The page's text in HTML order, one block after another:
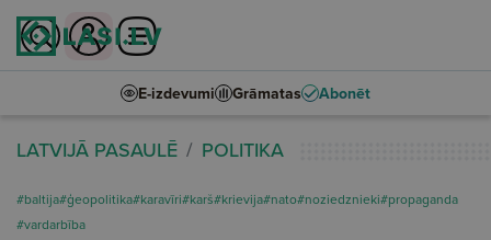
E-izdevumi Grāmatas Abonēt
LATVIJĀ PASAULĒ POLITIKA
#baltija#ģeopolitika#karavīri#karš#krievija#nato#noziedznieki#propaganda
#vardarbība